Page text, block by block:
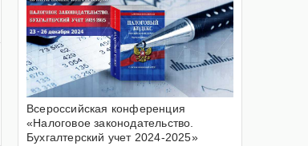
Всероссийская конференция
«Налоговое законодательство.
Бухгалтерский учет 2024-2025»